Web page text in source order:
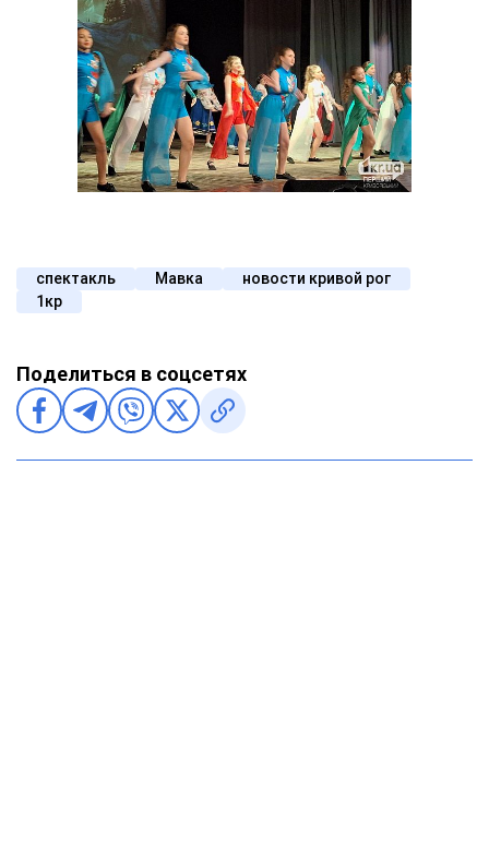
спектакль Мавка
новости кривой рог
1кр
Поделиться в соцсетях